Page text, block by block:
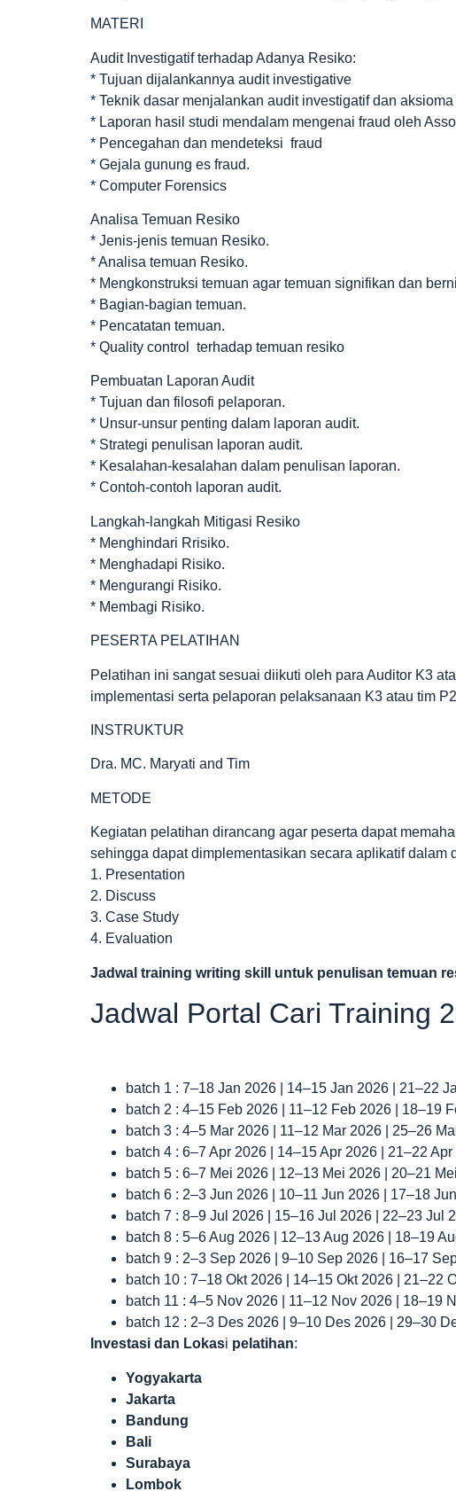
MATERI
Audit Investigatif terhadap Adanya Resiko:
* Tujuan dijalankannya audit investigative
* Teknik dasar menjalankan audit investigatif dan
* Laporan hasil studi mendalam mengenai fraud oleh
* Pencegahan dan mendeteksi fraud
* Gejala gunung es fraud.
* Computer Forensics
Analisa Temuan Resiko
* Jenis-jenis temuan Resiko.
* Analisa temuan Resiko.
* Mengkonstruksi temuan agar temuan signifikan dan
* Bagian-bagian temuan.
* Pencatatan temuan.
* Quality control terhadap temuan resiko
Pembuatan Laporan Audit
* Tujuan dan filosofi pelaporan.
* Unsur-unsur penting dalam laporan audit.
* Strategi penulisan laporan audit.
* Kesalahan-kesalahan dalam penulisan laporan.
* Contoh-contoh laporan audit.
Langkah-langkah Mitigasi Resiko
* Menghindari Rrisiko.
* Menghadapi Risiko.
* Mengurangi Risiko.
* Membagi Risiko.
PESERTA PELATIHAN
Pelatihan ini sangat sesuai diikuti oleh para Auditor K3
implementasi serta pelaporan pelaksanaan K3 atau tim
INSTRUKTUR
Dra. MC. Maryati and Tim
METODE
Kegiatan pelatihan dirancang agar peserta dapat
sehingga dapat dimplementasikan secara aplikatif
1. Presentation
2. Discuss
3. Case Study
4. Evaluation
Jadwal training writing skill untuk penulisan temuan
Jadwal Portal Cari Training
batch 1 : 7–18 Jan 2026 | 14–15 Jan 2026 | 21–22
batch 2 : 4–15 Feb 2026 | 11–12 Feb 2026 | 18–19
batch 3 : 4–5 Mar 2026 | 11–12 Mar 2026 | 25–26
batch 4 : 6–7 Apr 2026 | 14–15 Apr 2026 | 21–22
batch 5 : 6–7 Mei 2026 | 12–13 Mei 2026 | 20–21
batch 6 : 2–3 Jun 2026 | 10–11 Jun 2026 | 17–18
batch 7 : 8–9 Jul 2026 | 15–16 Jul 2026 | 22–23 Jul
batch 8 : 5–6 Aug 2026 | 12–13 Aug 2026 | 18–19
batch 9 : 2–3 Sep 2026 | 9–10 Sep 2026 | 16–17
batch 10 : 7–18 Okt 2026 | 14–15 Okt 2026 | 21–22
batch 11 : 4–5 Nov 2026 | 11–12 Nov 2026 | 18–19
batch 12 : 2–3 Des 2026 | 9–10 Des 2026 | 29–30
Investasi dan Lokasi pelatihan:
Yogyakarta
Jakarta
Bandung
Bali
Surabaya
Lombok